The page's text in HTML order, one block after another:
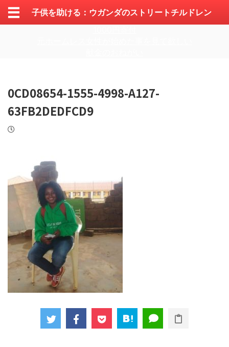
子供を助ける：ウガンダのストリートチルドレン
0CD08654-1555-4998-A127-
63FB2DEDFCD9